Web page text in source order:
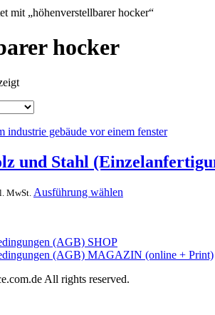
mit „höhenverstellbarer hocker“
hocker
und Stahl
MwSt. Ausführung wählen
auf.
Optionen
(AGB) SHOP
(AGB) MAGAZIN (online + Print)
All rights reserved.